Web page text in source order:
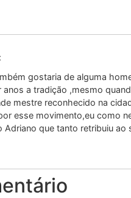
gostaria de alguma
a tradição ,mesmo
mestre reconhecido na
esse movimento,eu como
Adriano que tanto retribuiu ao